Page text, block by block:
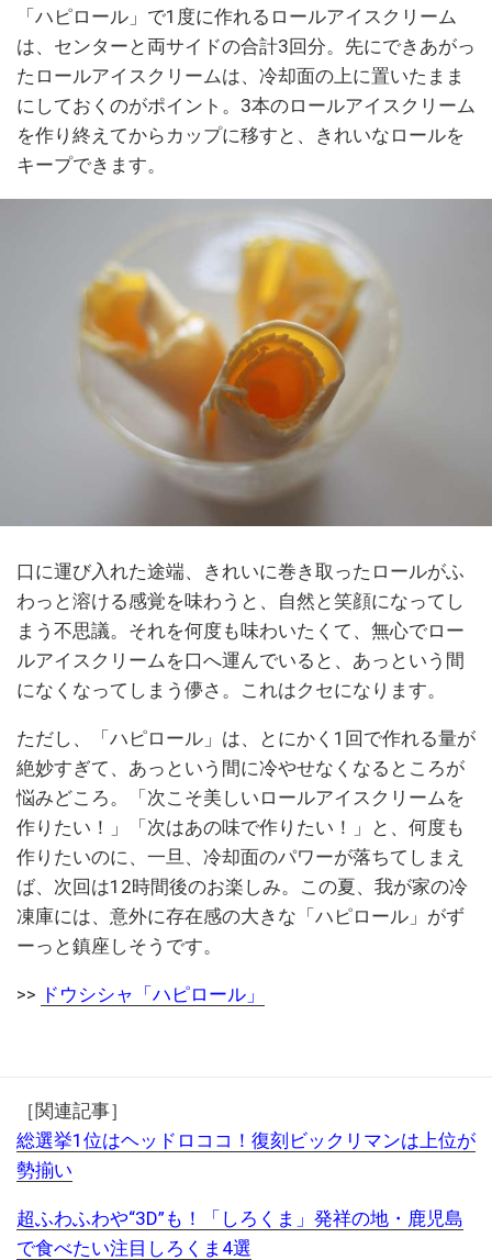
「ハピロール」で1度に作れるロールアイスクリーム
は、センターと両サイドの合計3回分。先にできあがっ
たロールアイスクリームは、冷却面の上に置いたまま
にしておくのがポイント。3本のロールアイスクリーム
を作り終えてからカップに移すと、きれいなロールを
キープできます。
口に運び入れた途端、きれいに巻き取ったロールがふ
わっと溶ける感覚を味わうと、自然と笑顔になってし
まう不思議。それを何度も味わいたくて、無心でロー
ルアイスクリームを口へ運んでいると、あっという間
になくなってしまう儚さ。これはクセになります。
ただし、「ハピロール」は、とにかく1回で作れる量が
絶妙すぎて、あっという間に冷やせなくなるところが
悩みどころ。「次こそ美しいロールアイスクリームを
作りたい！」「次はあの味で作りたい！」と、何度も
作りたいのに、一旦、冷却面のパワーが落ちてしまえ
ば、次回は12時間後のお楽しみ。この夏、我が家の冷
凍庫には、意外に存在感の大きな「ハピロール」がず
ーっと鎮座しそうです。
>> ドウシシャ「ハピロール」
［関連記事］
総選挙1位はヘッドロココ！復刻ビックリマンは上位が
勢揃い
超ふわふわや“3D”も！「しろくま」発祥の地・鹿児島
で食べたい注目しろくま4選